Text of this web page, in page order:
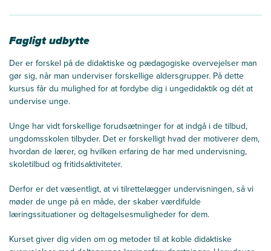
Fagligt udbytte
Der er forskel på de didaktiske og pædagogiske overvejelser man
gør sig, når man underviser forskellige aldersgrupper. På dette
kursus får du mulighed for at fordybe dig i ungedidaktik og dét at
undervise unge.
Unge har vidt forskellige forudsætninger for at indgå i de tilbud,
ungdomsskolen tilbyder. Det er forskelligt hvad der motiverer dem,
hvordan de lærer, og hvilken erfaring de har med undervisning,
skoletilbud og fritidsaktiviteter.
Derfor er det væsentligt, at vi tilrettelægger undervisningen, så vi
møder de unge på en måde, der skaber værdifulde
læringssituationer og deltagelsesmuligheder for dem.
Kurset giver dig viden om og metoder til at koble didaktiske